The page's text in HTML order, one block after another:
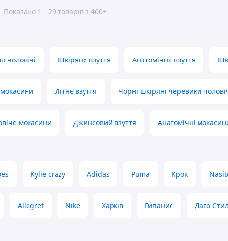
Показано 1 - 29 товарів з 400+
чоловічі Шкіряне взуття Анатомічна взуття
мокасини Літнє взуття Чорні шкіряні черевики
мокасини Джинсовий взуття Анатомічні
Kylie crazy Adidas Puma Крок
Allegret Nike Харків Гипанис Даго